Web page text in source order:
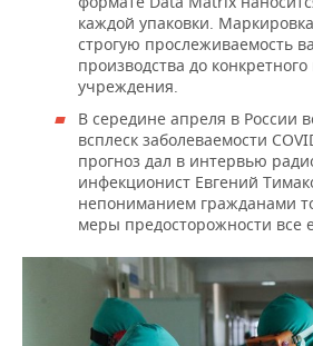
каждой упаковки.
строгую прослеживаемость
производства до
учреждения.
В середине апреля в России
всплеск заболеваемости
прогноз дал в интервью
инфекционист Евгений
непониманием гражданами
меры предосторожности все